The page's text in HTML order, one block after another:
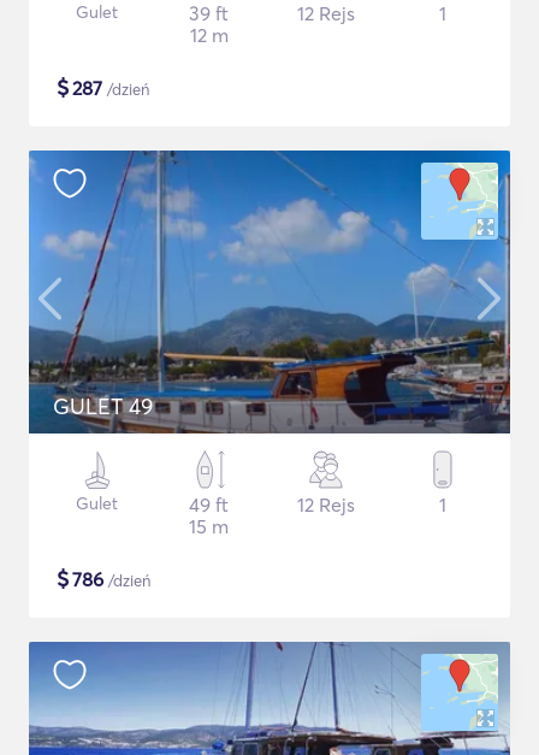
Gulet
39 ft
12 m
12 Rejs 1
$287 /dzień
GULET 49
Gulet
49 ft
15 m
12 Rejs 1
$786 /dzień